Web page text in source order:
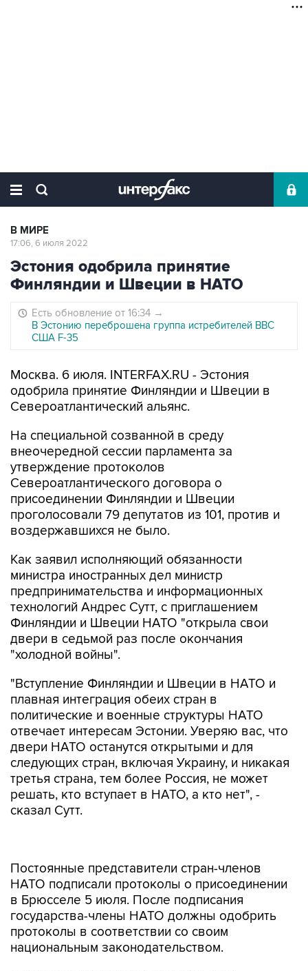
В МИРЕ
17:06, 6 июля 2022
Эстония одобрила принятие
Финляндии и Швеции в НАТО
Есть обновление от 16:34 →
В Эстонию переброшена группа истребителей ВВС
США F-35
Москва. 6 июля. INTERFAX.RU - Эстония
одобрила принятие Финляндии и Швеции в
Североатлантический альянс.
На специальной созванной в среду
внеочередной сессии парламента за
утверждение протоколов
Североатлантического договора о
присоединении Финляндии и Швеции
проголосовали 79 депутатов из 101, против и
воздержавшихся не было.
Как заявил исполняющий обязанности
министра иностранных дел министр
предпринимательства и информационных
технологий Андрес Сутт, с приглашением
Финляндии и Швеции НАТО "открыла свои
двери в седьмой раз после окончания
"холодной войны".
"Вступление Финляндии и Швеции в НАТО и
плавная интеграция обеих стран в
политические и военные структуры НАТО
отвечает интересам Эстонии. Уверяю вас, что
двери НАТО останутся открытыми и для
следующих стран, включая Украину, и никакая
третья страна, тем более Россия, не может
решать, кто вступает в НАТО, а кто нет", -
сказал Сутт.
в Брюсселе 5 июля. После подписания
государства-члены НАТО должны одобрить
протоколы в соответствии со своим
национальным законодательством.
Как только протоколы вступят в силу,